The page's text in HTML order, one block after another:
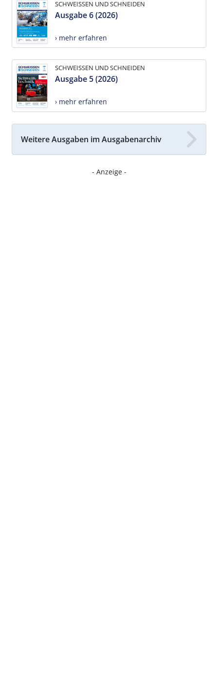
SCHWEISSEN UND SCHNEIDEN
Ausgabe 6 (2026)
› mehr erfahren
SCHWEISSEN UND SCHNEIDEN
Ausgabe 5 (2026)
› mehr erfahren
Weitere Ausgaben im Ausgabenarchiv
- Anzeige -